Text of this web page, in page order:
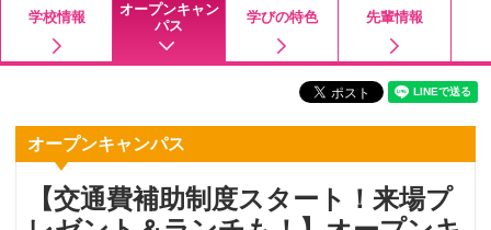
学校情報
オープンキャン
パス
学びの特色 先輩情報
オープンキャンパス
【交通費補助制度スタート！来場プ